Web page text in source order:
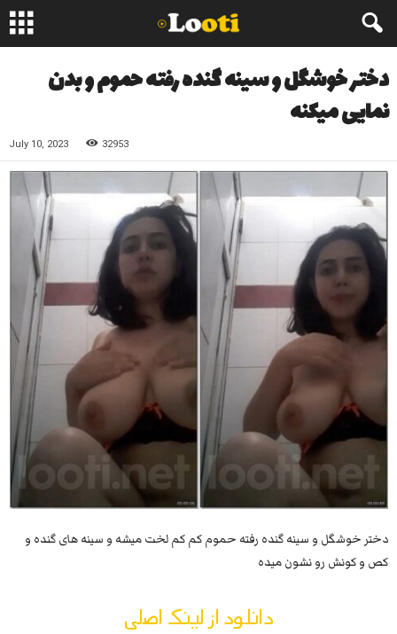
دختر خوشگل و سینه گنده رفته حموم و بدن
نمایی میکنه
July 10, 2023 32953
دختر خوشگل و سینه گنده رفته حموم کم کم لخت میشه و سینه های گنده و
کص و کونش رو نشون میده
دانلود از لینک اصلی